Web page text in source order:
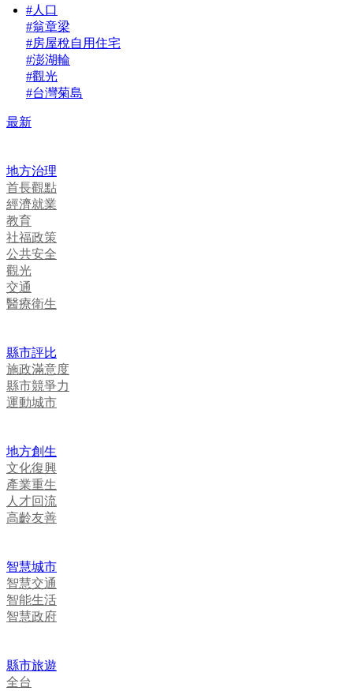
#人口
#翁章梁
#房屋稅自用住宅
#澎湖輪
#觀光
#台灣菊島
最新
地方治理
首長觀點
經濟就業
教育
社福政策
公共安全
觀光
交通
醫療衛生
縣市評比
施政滿意度
縣市競爭力
運動城市
地方創生
文化復興
產業重生
人才回流
高齡友善
智慧城市
智慧交通
智能生活
智慧政府
縣市旅遊
全台